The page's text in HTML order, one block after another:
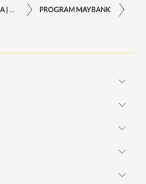
PROGRAM MAYBANK